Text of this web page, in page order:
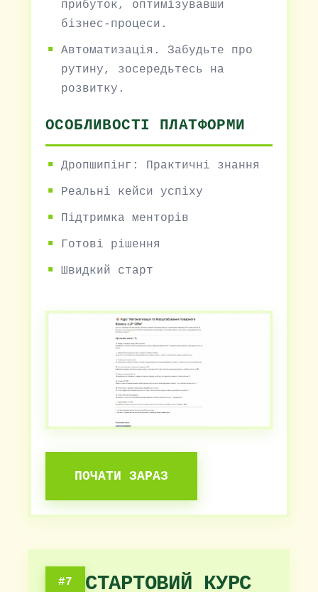
прибуток, оптимізувавши
бізнес-процеси.
Автоматизація. Забудьте про
рутину, зосередьтесь на
розвитку.
ОСОБЛИВОСТІ ПЛАТФОРМИ
Дропшипінг: Практичні знання
Реальні кейси успіху
Підтримка менторів
Готові рішення
Швидкий старт
ПОЧАТИ ЗАРАЗ
#7
СТАРТОВИЙ КУРС